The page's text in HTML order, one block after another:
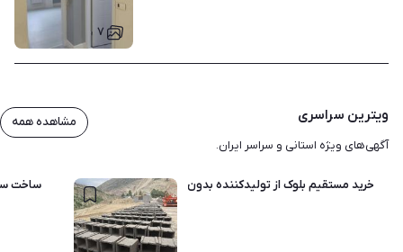
۷
ویترین سراسری
آگهی‌های ویژه استانی و سراسر ایران.
مشاهده همه
خرید مستقیم بلوک از تولیدکننده بدون واسطه ساخت